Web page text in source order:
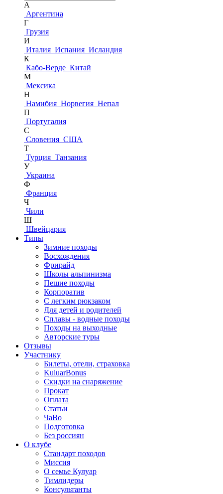
А
Аргентина
Г
Грузия
И
Италия Испания Исландия
К
Кабо-Верде Китай
М
Мексика
Н
Намибия Норвегия Непал
П
Португалия
С
Словения США
Т
Турция Танзания
У
Украина
Ф
Франция
Ч
Чили
Ш
Швейцария
Типы
Зимние походы
Восхождения
Фрирайд
Школы альпинизма
Пешие походы
Корпоратив
С легким рюкзаком
Для детей и родителей
Сплавы - водные походы
Походы на выходные
Авторские туры
Отзывы
Участнику
Билеты, отели, страховка
KuluarBonus
Скидки на снаряжение
Прокат
Оплата
Статьи
ЧаВо
Подготовка
Без россиян
О клубе
Стандарт походов
Миссия
О семье Кулуар
Тимлидеры
Консультанты